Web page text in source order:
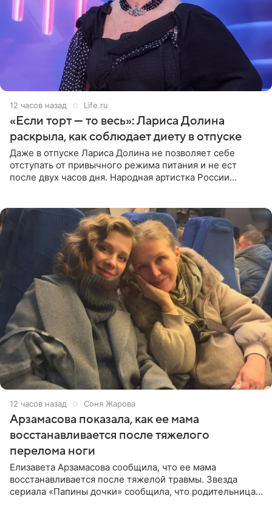
12 часов назад Life.ru
«Если торт — то весь»: Лариса Долина
раскрыла, как соблюдает диету в отпуске
Даже в отпуске Лариса Долина не позволяет себе
отступать от привычного режима питания и не ест
после двух часов дня. Народная артистка России
12 часов назад Соня Жарова
Арзамасова показала, как ее мама
восстанавливается после тяжелого
перелома ноги
Елизавета Арзамасова сообщила, что ее мама
восстанавливается после тяжелой травмы. Звезда
сериала «Папины дочки» сообщила, что родительница